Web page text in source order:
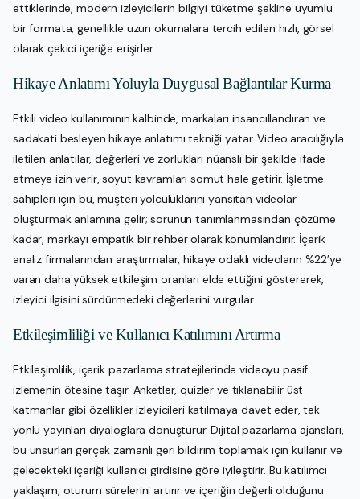
ettiklerinde, modern izleyicilerin bilgiyi tüketme şekline uyumlu
bir formata, genellikle uzun okumalara tercih edilen hızlı, görsel
olarak çekici içeriğe erişirler.
Hikaye Anlatımı Yoluyla Duygusal Bağlantılar Kurma
Etkili video kullanımının kalbinde, markaları insancıllandıran ve
sadakati besleyen hikaye anlatımı tekniği yatar. Video aracılığıyla
iletilen anlatılar, değerleri ve zorlukları nüanslı bir şekilde ifade
etmeye izin verir, soyut kavramları somut hale getirir. İşletme
sahipleri için bu, müşteri yolculuklarını yansıtan videolar
oluşturmak anlamına gelir; sorunun tanımlanmasından çözüme
kadar, markayı empatik bir rehber olarak konumlandırır. İçerik
analiz firmalarından araştırmalar, hikaye odaklı videoların %22’ye
varan daha yüksek etkileşim oranları elde ettiğini göstererek,
izleyici ilgisini sürdürmedeki değerlerini vurgular.
Etkileşimliliği ve Kullanıcı Katılımını Artırma
Etkileşimlilik, içerik pazarlama stratejilerinde videoyu pasif
izlemenin ötesine taşır. Anketler, quizler ve tıklanabilir üst
katmanlar gibi özellikler izleyicileri katılmaya davet eder, tek
yönlü yayınları diyaloglara dönüştürür. Dijital pazarlama ajansları,
bu unsurları gerçek zamanlı geri bildirim toplamak için kullanır ve
gelecekteki içeriği kullanıcı girdisine göre iyileştirir. Bu katılımcı
yaklaşım, oturum sürelerini artırır ve içeriğin değerli olduğunu